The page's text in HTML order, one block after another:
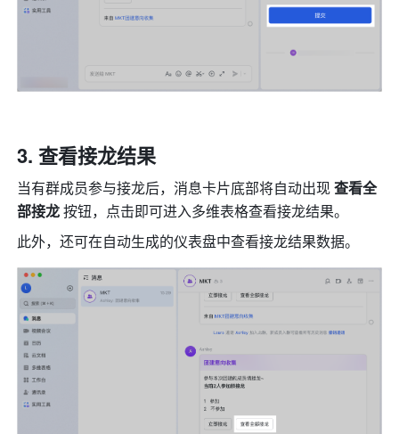
查看接龙结果
当有群成员参与接龙后，消息卡片底部将自动出现 查看全
部接龙 按钮，点击即可进入多维表格查看接龙结果。
此外，还可在自动生成的仪表盘中查看接龙结果数据。